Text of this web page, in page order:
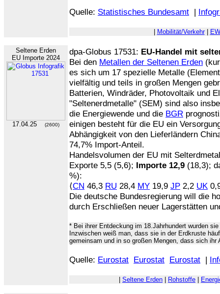
Quelle: Statistisches Bundesamt |
Mobilität/Verkehr|
Seltene Erden
EU Importe 2024
17.04.25 (2600)
dpa-Globus 17531: EU-Handel mit
Bei den Metallen der Seltenen Erden
es sich um 17 spezielle Metalle
vielfältig und teils in großen Mengen
Batterien, Windräder, Photovoltaik und
"Seltenerdmetalle" (SEM) sind also
die Energiewende und die BGR
einigen besteht für die EU ein
Abhängigkeit von den Lieferländern
74,7% Import-Anteil.
Handelsvolumen der EU mit
Exporte 5,5 (5,6); Importe 12,9 (18,3);
%):
⟨CN 46,3 RU 28,4 MY 19,9 JP 2,2 UK
Die deutsche Bundesregierung will die
durch Erschließen neuer Lagerstätten
* Bei ihrer Entdeckung im 18.Jahrhundert wurden
Inzwischen weiß man, dass sie in der Erdkruste
gemeinsam und in so großen Mengen, dass sich ihr
Quelle: Eurostat Eurostat Eurostat |
Seltene Erden Rohstoffe